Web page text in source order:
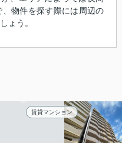
物件を探す際には周辺の
ょう。
賃貸マンション